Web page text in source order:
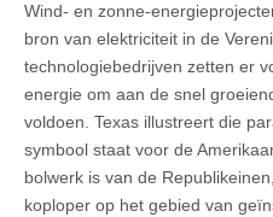
Wind- en zonne-
bron van elektriciteit in de
technologiebedrijven zetten er
energie om aan de snel
voldoen. Texas illustreert die
symbool staat voor de
bolwerk is van de
koploper op het gebied van